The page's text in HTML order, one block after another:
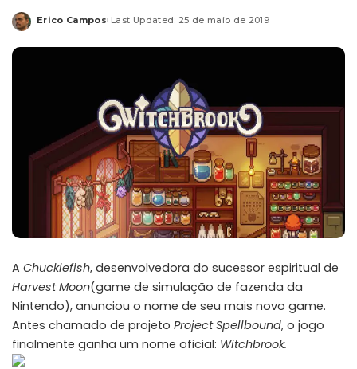
Posted
Erico Campos Last Updated: 25 de maio de 2019
A Chucklefish, desenvolvedora do sucessor espiritual de
Harvest Moon(game de simulação de fazenda da
Nintendo), anunciou o nome de seu mais novo game.
Antes chamado de projeto Project Spellbound, o jogo
finalmente ganha um nome oficial: Witchbrook.